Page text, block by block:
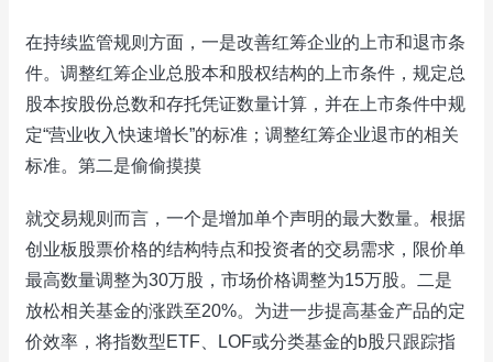
在持续监管规则方面，一是改善红筹企业的上市和退市条
件。调整红筹企业总股本和股权结构的上市条件，规定总
股本按股份总数和存托凭证数量计算，并在上市条件中规
定“营业收入快速增长”的标准；调整红筹企业退市的相关
标准。第二是偷偷摸摸
就交易规则而言，一个是增加单个声明的最大数量。根据
创业板股票价格的结构特点和投资者的交易需求，限价单
最高数量调整为30万股，市场价格调整为15万股。二是
放松相关基金的涨跌至20%。为进一步提高基金产品的定
价效率，将指数型ETF、LOF或分类基金的b股只跟踪指